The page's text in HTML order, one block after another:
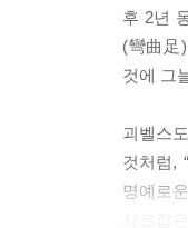
후 2년
(彎曲足
것에 그
괴벨스
것처럼,
명예로